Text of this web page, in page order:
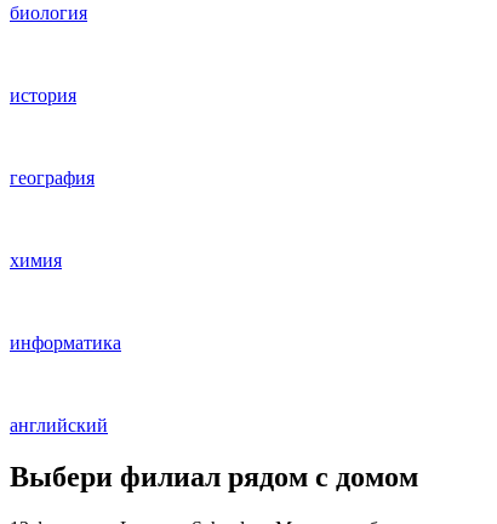
биология
история
география
химия
информатика
английский
Выбери филиал рядом с домом